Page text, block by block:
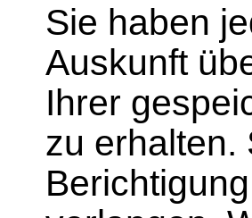
Sie haben
Auskunft
Ihrer
zu erhalten.